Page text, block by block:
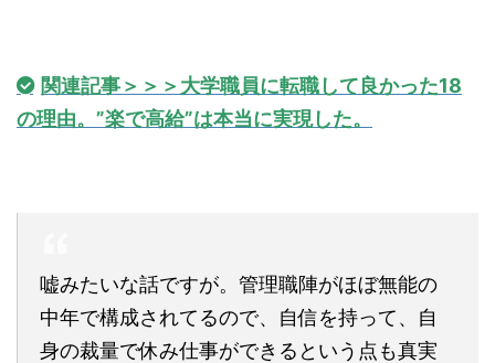
関連記事＞＞＞大学職員に転職して良かった18
の理由。”楽で高給”は本当に実現した。
嘘みたいな話ですが。管理職陣がほぼ無能の
中年で構成されてるので、自信を持って、自
身の裁量で休み仕事ができるという点も真実